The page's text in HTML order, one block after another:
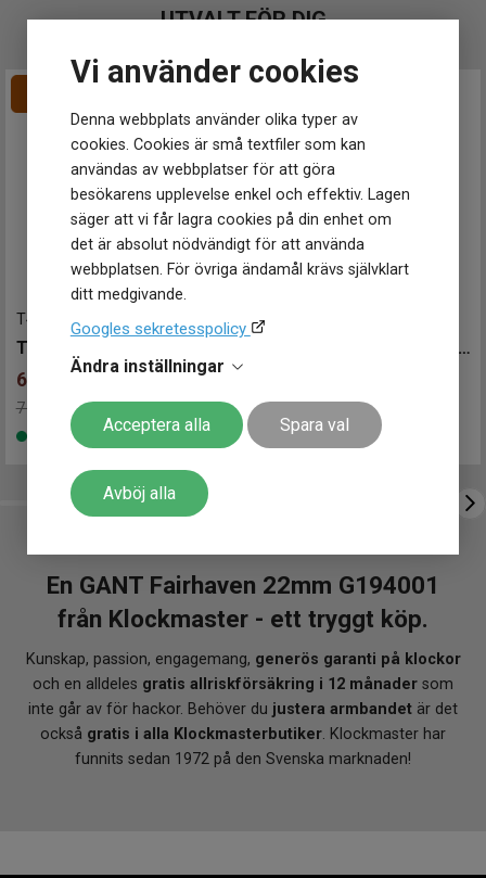
Vi använder cookies
Denna webbplats använder olika typer av
cookies. Cookies är små textfiler som kan
användas av webbplatser för att göra
besökarens upplevelse enkel och effektiv. Lagen
säger att vi får lagra cookies på din enhet om
det är absolut nödvändigt för att använda
webbplatsen. För övriga ändamål krävs självklart
ditt medgivande.
Googles sekretesspolicy
Ändra inställningar
Acceptera alla Spara val
Avböj alla
Klockmaster Falkenberg
Klockmaster Gävle, Centrum
Klockmaster Göteborg, Backaplan
Klockmaster Hudiksvall
Klockmaster Malmö, Mobilia Urhandel
Klockmaster Norrköping, Becks Urhandel
Klockmaster Norrtälje
Klockmaster Nässjö
Klockmaster Stockholm, Fältöversten
Klockmaster Stockholm, Kista
Klockmaster Sundsvall
Klockmaster Trollhättan
Klockmaster Ulricehamn
Klockmaster Örebro
Klockmaster Östersund
UTVALT FÖR DIG
T41118334 25.5 mm
TISSOT Le Locle 25mm
6 711
7 895 kr-Spara 1 184 kr
Finns i lager
T1010101103100
TISSOT PR 100 Classic 25mm
En GANT Fairhaven 22mm G194001
från Klockmaster - ett tryggt köp.
Kunskap, passion, engagemang, generös garanti på klockor
och en alldeles gratis allriskförsäkring i 12 månader som
inte går av för hackor. Behöver du justera armbandet är det
också gratis i alla Klockmasterbutiker. Klockmaster har
funnits sedan 1972 på den Svenska marknaden!